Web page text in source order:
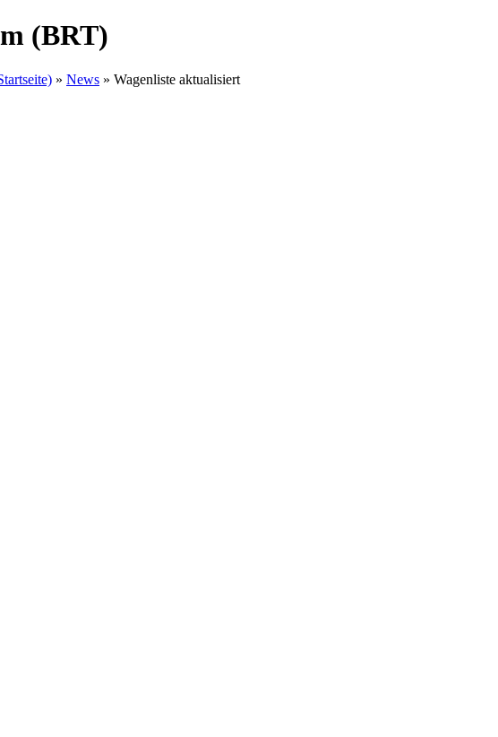
(BRT)
» News » Wagenliste aktualisiert